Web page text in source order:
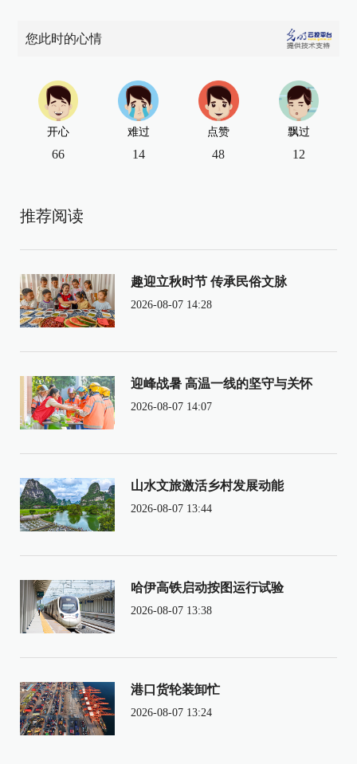
您此时的心情
开心
66
难过
14
点赞
48
飘过
12
推荐阅读
趣迎立秋时节 传承民俗文脉
2026-08-07 14:28
迎峰战暑 高温一线的坚守与关怀
2026-08-07 14:07
山水文旅激活乡村发展动能
2026-08-07 13:44
哈伊高铁启动按图运行试验
2026-08-07 13:38
港口货轮装卸忙
2026-08-07 13:24